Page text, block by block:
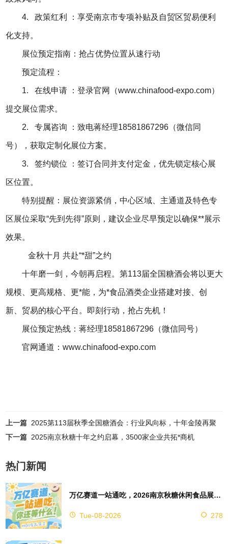
4. 政策红利 ：享受南京市专项补贴及自贸区贸易便利
化支持。
展位预定指南：抢占优势位置从速行动
预定流程：
1. 在线申请 ：登录官网（www.chinafood-expo.com）
提交展位需求。
2. 专属咨询 ：致电蒋经理18581867296（微信同
号），获取定制化展位方案。
3. 签约锁位 ：签订合同并支付定金，优先锁定核心展
区位置。
特别提醒：展位资源紧俏，中心区域、主通道及特色专
区展位采取“先到先得”原则，建议企业尽早预定以确保**展示
效果。
金秋十月 共赴“*甜”之约
十年磨一剑，今朝再启程。第113届全国糖酒会将以更大
规模、更高规格、更*能，为*食品酒类企业搭建对接、创
新、贸易的核心平台。即刻行动，抢占先机！
展位预定热线：蒋经理18581867296（微信同号）
官网通道：www.chinafood-expo.com
上一篇 2025第113届秋季全国糖酒会：行业风向标，十年金陵再聚
下一篇 2025南京秋糖十年之约启幕，3500家企业共拓*商机
热门新闻
万亿赛道一站通吃，2026南京秋糖休闲食品展区4万㎡超大展馆等你来占位
Tue-08-2026 278